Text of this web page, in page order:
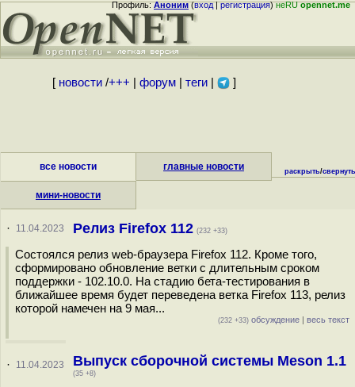
Профиль:Аноним(вход|регистрация)неRUopennet.me
[ новости/+++ форум| теги| ]
все новости главные новости
мини-новости
раскрыть/свернуть
· 11.04.2023 Релиз Firefox 112 (232 +33)
Состоялся релиз web-браузера Firefox 112. Кроме того,
сформировано обновление ветки с длительным сроком
поддержки - 102.10.0. На стадию бета-тестирования в
ближайшее время будет переведена ветка Firefox 113, релиз
которой намечен на 9 мая...
(232 +33) обсуждение | весь текст
· 11.04.2023 Выпуск сборочной системы Meson 1.1
(35 +8)